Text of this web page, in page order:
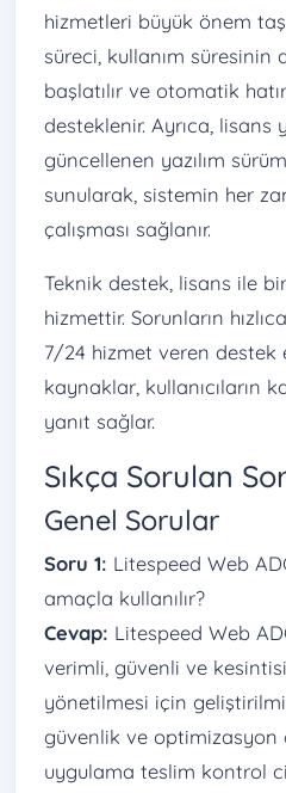
hizmetleri büyük önem
süreci, kullanım süresinin
başlatılır ve otomatik
desteklenir. Ayrıca, lisans
güncellenen yazılım
sunularak, sistemin her
çalışması sağlanır.
Teknik destek, lisans ile
hizmettir. Sorunların
7/24 hizmet veren destek
kaynaklar, kullanıcıların
yanıt sağlar.
Sıkça Sorulan
Genel Sorular
Soru 1: Litespeed Web
amaçla kullanılır?
Cevap: Litespeed Web
verimli, güvenli ve
yönetilmesi için
güvenlik ve optimizasyon
uygulama teslim kontrol